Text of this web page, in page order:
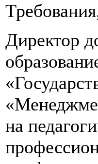
Директор
на